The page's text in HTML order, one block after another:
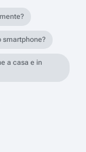
smartphone?
a casa e in